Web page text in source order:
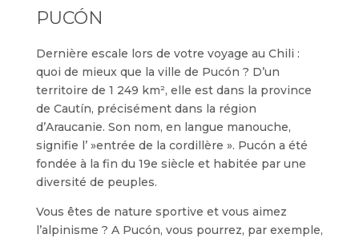
PUCÓN
Dernière escale lors de votre voyage au Chili :
quoi de mieux que la ville de Pucón ? D’un
territoire de 1 249 km², elle est dans la province
de Cautín, précisément dans la région
d’Araucanie. Son nom, en langue manouche,
signifie l’ »entrée de la cordillère ». Pucón a été
fondée à la fin du 19e siècle et habitée par une
diversité de peuples.
Vous êtes de nature sportive et vous aimez
l’alpinisme ? A Pucón, vous pourrez, par exemple,